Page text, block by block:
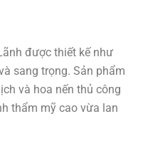
được thiết kế như
sang trọng. Sản phẩm
và hoa nến thủ công
thẩm mỹ cao vừa lan